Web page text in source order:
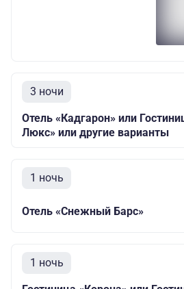
3 ночи
Отель «Кадгарон» или
Люкс» или другие варианты
1 ночь
Отель «Снежный Барс»
1 ночь